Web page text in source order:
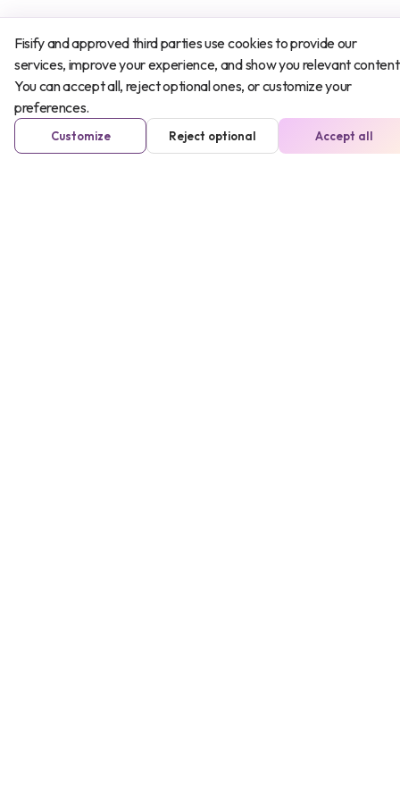
Fisify and approved third parties use cookies to provide our
services, improve your experience, and show you relevant
You can accept all, reject optional ones, or customize your
preferences.
Customize Reject optional Accept all